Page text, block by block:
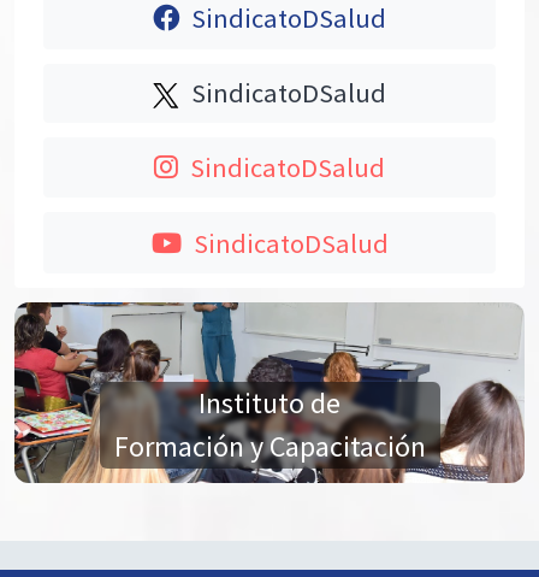
SindicatoDSalud
SindicatoDSalud
SindicatoDSalud
SindicatoDSalud
Instituto de
Formación y Capacitación